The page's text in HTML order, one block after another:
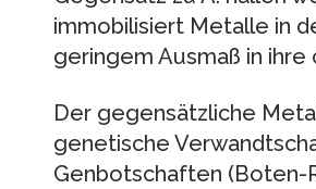
immobilisiert Metalle in
geringem Ausmaß in
Der gegensätzliche
genetische
Genbotschaften (Boten-